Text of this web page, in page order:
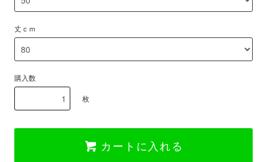
丈ｃｍ
購入数
枚
カートに入れる